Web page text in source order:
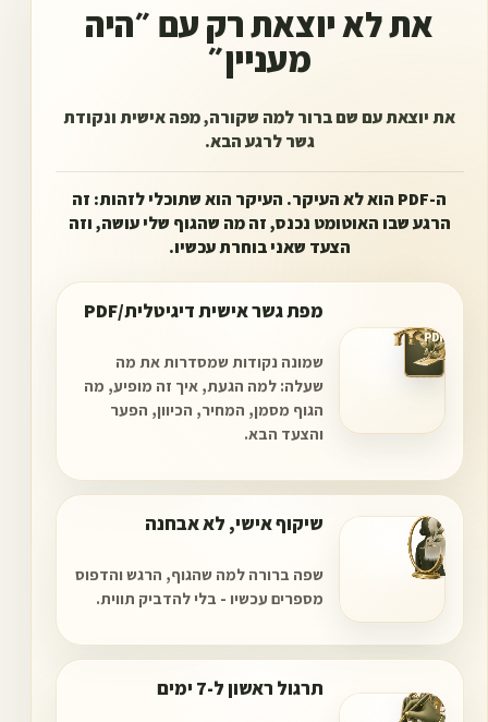
את לא יוצאת רק עם ״היה
מעניין״
את יוצאת עם שם ברור למה שקורה, מפה אישית ונקודת
גשר לרגע הבא.
ה-PDF הוא לא העיקר. העיקר הוא שתוכלי לזהות: זה
הרגע שבו האוטומט נכנס, זה מה שהגוף שלי עושה, וזה
הצעד שאני בוחרת עכשיו.
PDF
מפת גשר אישית דיגיטלית/PDF
שמונה נקודות שמסדרות את מה
שעלה: למה הגעת, איך זה מופיע, מה
הגוף מסמן, המחיר, הכיוון, הפער
והצעד הבא.
שיקוף אישי, לא אבחנה
שפה ברורה למה שהגוף, הרגש והדפוס
מספרים עכשיו - בלי להדביק תווית.
7
תרגול ראשון ל-7 ימים